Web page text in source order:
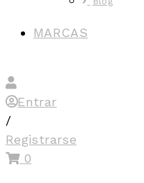
MARCAS
Entrar
/
Registrarse
0